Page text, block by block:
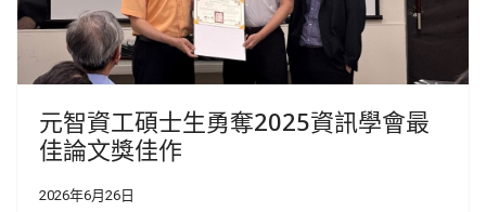
元智資工碩士生勇奪2025資訊學會最
佳論文獎佳作
2026年6月26日